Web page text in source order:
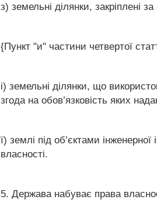
з) земельні ділянки,
{Пункт "и" частини четвертої
і) земельні ділянки, що
згода на обов’язковість яких
ї) землі під об’єктами
власності.
5. Держава набуває права